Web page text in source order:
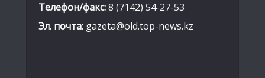
Телефон/факс:8 (7142) 54-27-53
Эл. почта: gazeta@old.top-news.kz